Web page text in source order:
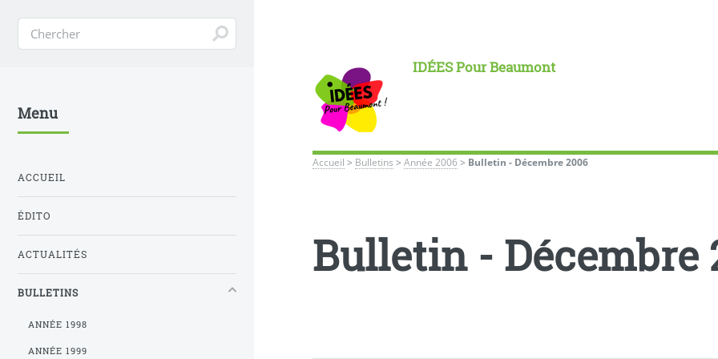
IDÉES Pour Beaumont
Accueil > Bulletins >Année 2006 > Bulletin - Décembre 2006
Bulletin - Décembre
Menu
ACCUEIL
ÉDITO
ACTUALITÉS
BULLETINS
ANNÉE 1998
ANNÉE 1999